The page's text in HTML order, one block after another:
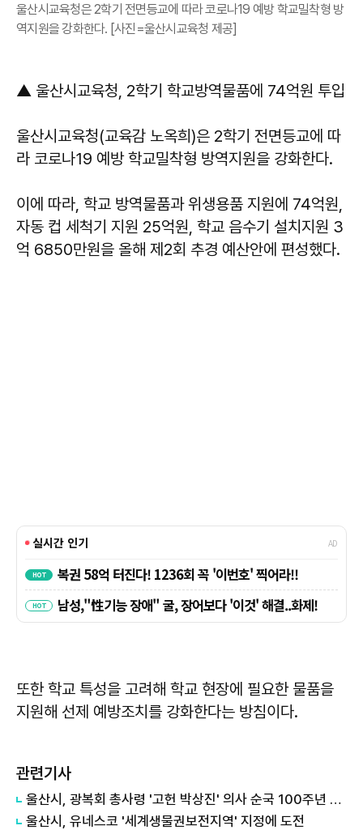
울산시교육청은 2학기 전면등교에 따라 코로나19 예방 학교밀착형 방
역지원을 강화한다. [사진=울산시교육청 제공]
▲ 울산시교육청, 2학기 학교방역물품에 74억원 투입
울산시교육청(교육감 노옥희)은 2학기 전면등교에 따
라 코로나19 예방 학교밀착형 방역지원을 강화한다.
이에 따라, 학교 방역물품과 위생용품 지원에 74억원,
자동 컵 세척기 지원 25억원, 학교 음수기 설치지원 3
억 6850만원을 올해 제2회 추경 예산안에 편성했다.
또한 학교 특성을 고려해 학교 현장에 필요한 물품을
지원해 선제 예방조치를 강화한다는 방침이다.
관련기사
울산시, 광복회 총사령 '고헌 박상진' 의사 순국 100주년 기념사업 '다양'
울산시, 유네스코 '세계생물권보전지역' 지정에 도전